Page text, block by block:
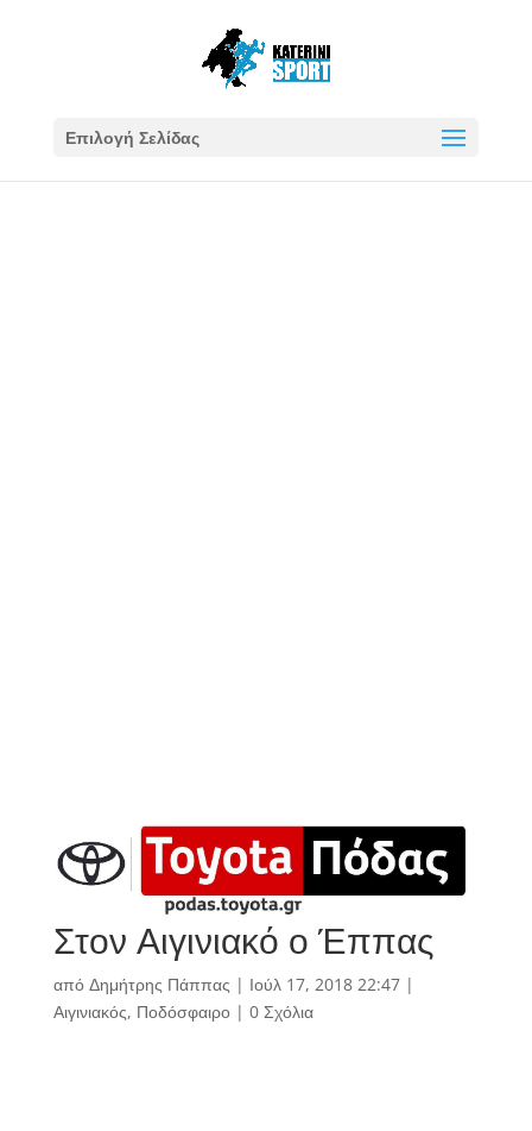
Επιλογή Σελίδας
Στον Αιγινιακό ο Έππας
από Δημήτρης Πάππας | Ιούλ 17, 2018 22:47|
Αιγινιακός, Ποδόσφαιρο| 0 Σχόλια